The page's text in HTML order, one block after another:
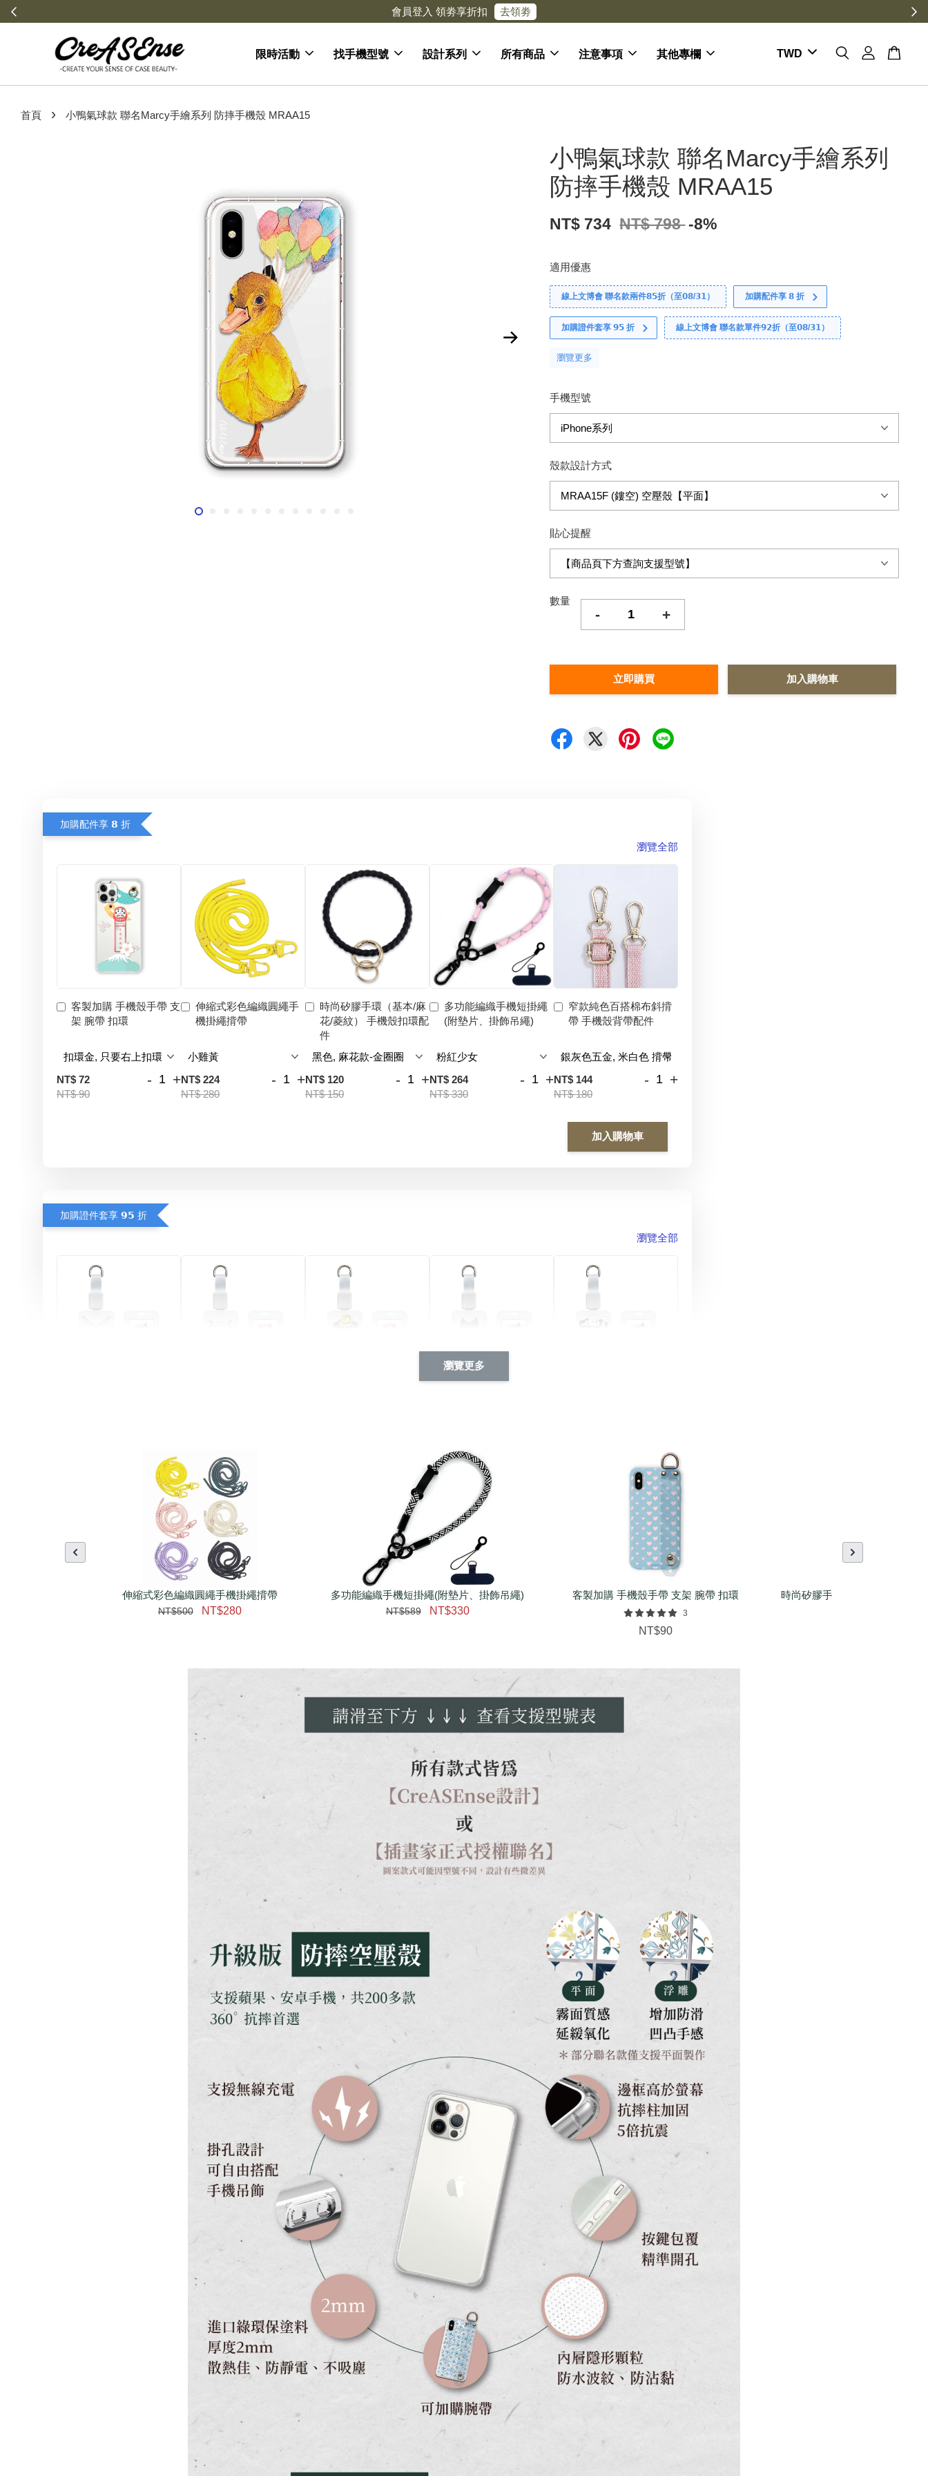
限時活動 找手機型號 設計系列 所有商品 注意事項 其他專欄
首頁 › 小鴨氣球款 聯名Marcy手繪系列 防摔手機殼 MRAA15
小鴨氣球款 聯名Marcy手繪系列
防摔手機殼 MRAA15
NT$ 734 NT$ 798 -8%
適用優惠
線上文博會 聯名款兩件𝟴𝟱折（至𝟬𝟴/𝟯𝟭） 加購配件享 𝟴 折
加購證件套享 𝟵𝟱 折 線上文博會 聯名款單件𝟵𝟮折（至𝟬𝟴/𝟯𝟭）
瀏覽更多
手機型號
殼款設計方式
貼心提醒
數量
- +
立即購買 加入購物車
加購配件享 𝟴 折
瀏覽全部
客製加購 手機殼手帶 支
架 腕帶 扣環
NT$ 72
NT$ 90
- +
伸縮式彩色編織圓繩手
機掛繩揹帶
NT$ 224
NT$ 280
- +
時尚矽膠手環（基本/麻
花/菱紋） 手機殼扣環配
件
NT$ 120
NT$ 150
- +
多功能編織手機短掛繩
(附墊片、掛飾吊繩)
NT$ 264
NT$ 330
- +
窄款純色百搭棉布斜揹
帶 手機殼背帶配件
NT$ 144
NT$ 180
- +
加入購物車
加購證件套享 𝟵𝟱 折
瀏覽全部
+NT$ 214
NT$ 225
+NT$ 214
NT$ 225
- +
加入購物車
瀏覽更多
瀏覽更多
伸縮式彩色編織圓繩手機掛繩揹帶
NT$500 NT$280
多功能編織手機短掛繩(附墊片、掛飾吊繩)
NT$589 NT$330
客製加購 手機殼手帶 支架 腕帶 扣環
3
NT$90
時尚矽膠手環（基本/麻花/菱紋